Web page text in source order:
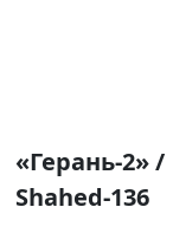
«Герань‑2» /
Shahed‑136